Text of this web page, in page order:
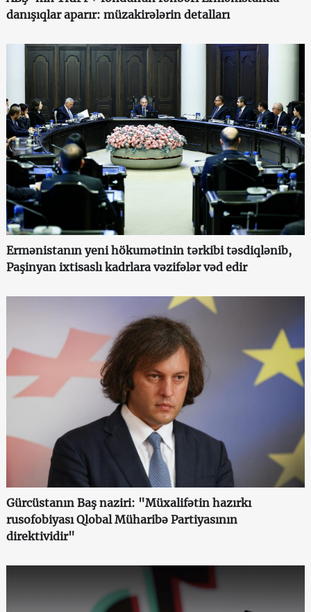
danışıqlar aparır: müzakirələrin detalları
Ermənistanın yeni hökumətinin tərkibi təsdiqlənib,
Paşinyan ixtisaslı kadrlara vəzifələr vəd edir
Gürcüstanın Baş naziri: "Müxalifətin hazırkı
rusofobiyası Qlobal Müharibə Partiyasının
direktividir"